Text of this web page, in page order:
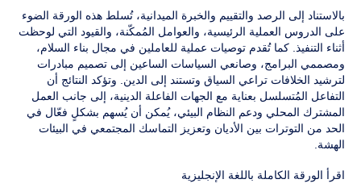
بالاستناد إلى الرصد والتقييم والخبرة الميدانية، تُسلط هذه الورقة الضوء
على الدروس العملية الرئيسية، والعوامل المُمكّنة، والقيود التي لوحظت
أثناء التنفيذ. كما تُقدم توصيات عملية للعاملين في مجال بناء السلام،
ومصممي البرامج، وصانعي السياسات الساعين إلى تصميم مبادرات
لترشيد الخلافات تراعي السياق وتستند إلى الدين. وتؤكد النتائج أن
التفاعل المُتسلسل بعناية مع الجهات الفاعلة الدينية، إلى جانب العمل
المشترك المحلي ودعم النظام البيئي، يُمكن أن يُسهم بشكلٍ فعّال في
الحد من التوترات بين الأديان وتعزيز التماسك المجتمعي في البيئات
الهشة.
اقرأ الورقة الكاملة باللغة الإنجليزية